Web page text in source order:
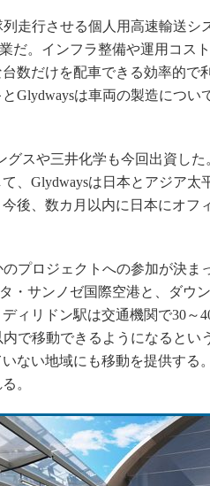
産業オープンネット展
デジタルツインとCAE
S＆OP
インダストリー4.0
メイドインジャパン
植物工場
グローバル設計・開発
制御セキュリティ
新型コロナへの対応
走行させる個人用高速輸送シ
業だ。インフラ整備や運用コス
数だけを配車できる効率的で
Glydwaysは車両の製造につい
スや三井化学も今回出資した
、Glydwaysは日本とアジア太
後、数カ月以内に日本にオフ
プロジェクトへの参加が決ま
・サンノゼ国際空港と、ダウ
ィリドン駅は交通機関で30～
で移動できるようになるとい
ない地域にも移動を提供する
。